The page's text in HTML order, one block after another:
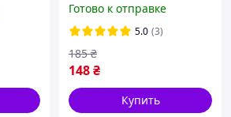
Готово к отправке
5.0 (3)
148₴
185 ₴
Купить